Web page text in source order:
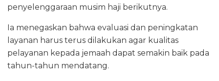
penyelenggaraan musim haji berikutnya.
Ia menegaskan bahwa evaluasi dan peningkatan
layanan harus terus dilakukan agar kualitas
pelayanan kepada jemaah dapat semakin baik pada
tahun-tahun mendatang.